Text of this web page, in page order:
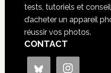
tests, tutoriels et
d’acheter un appareil
réussir vos photos.
CONTACT